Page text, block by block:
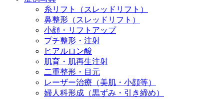
糸リフト（スレッドリフト）
鼻整形（スレッドリフト）
小顔・リフトアップ
プチ整形・注射
ヒアルロン酸
肌育・肌再生注射
二重整形・目元
レーザー治療（美肌・小顔等）
婦人科形成（黒ずみ・引き締め）